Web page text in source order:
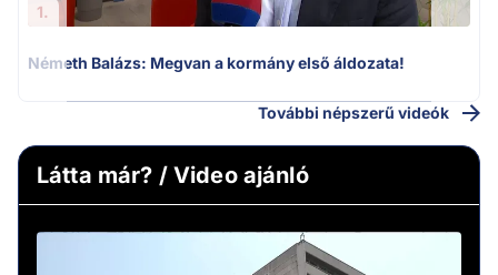
1.
Németh Balázs: Megvan a kormány első áldozata!
További népszerű videók
Látta már? / Video ajánló